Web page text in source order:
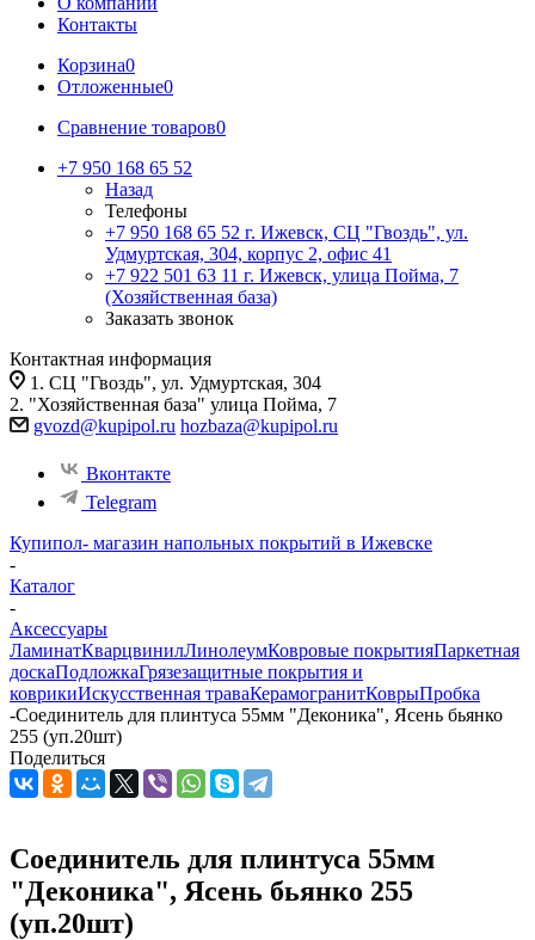
Контакты
Корзина0
Отложенные0
Сравнение товаров0
+7 950 168 65 52
Назад
Телефоны
+7 950 168 65 52 г. Ижевск, СЦ "Гвоздь", ул.
Удмуртская, 304, корпус 2, офис 41
+7 922 501 63 11 г. Ижевск, улица Пойма, 7
(Хозяйственная база)
Заказать звонок
Контактная информация
1. СЦ "Гвоздь", ул. Удмуртская, 304
2. "Хозяйственная база" улица Пойма, 7
gvozd@kupipol.ru hozbaza@kupipol.ru
Вконтакте
Telegram
Купипол- магазин напольных покрытий в Ижевске
-
Каталог
-
Аксессуары
ЛаминатКварцвинилЛинолеумКовровые покрытияПаркетная
доскаПодложкаГрязезащитные покрытия и
коврикиИскусственная траваКерамогранитКоврыПробка
-Соединитель для плинтуса 55мм "Деконика", Ясень бьянко
255 (уп.20шт)
Поделиться
Соединитель для плинтуса 55мм
"Деконика", Ясень бьянко 255
(уп.20шт)